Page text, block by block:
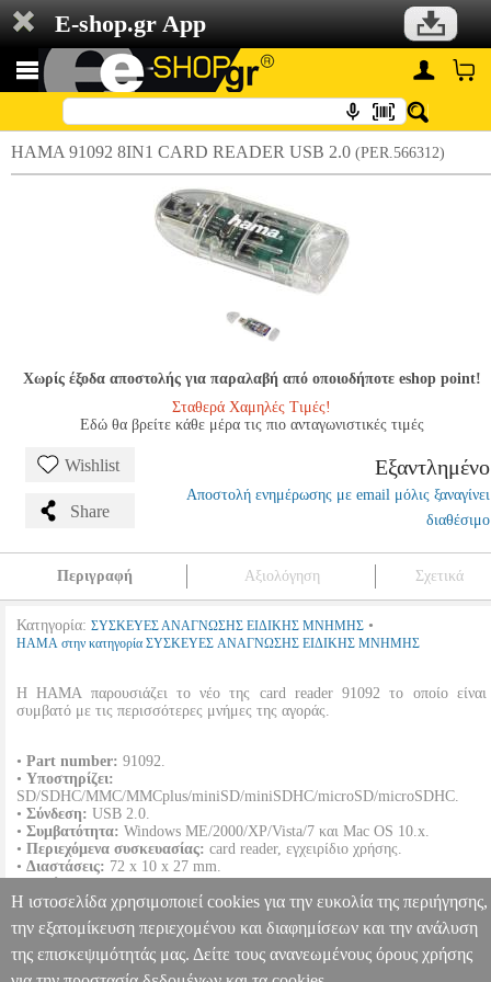
E-shop.gr App
HAMA 91092 8IN1 CARD READER USB 2.0 (PER.566312)
Χωρίς έξοδα αποστολής για παραλαβή από οποιοδήποτε eshop point!
Σταθερά Χαμηλές Τιμές!
Εδώ θα βρείτε κάθε μέρα τις πιο ανταγωνιστικές τιμές
Wishlist
Share
Εξαντλημένο
Αποστολή ενημέρωσης με email μόλις ξαναγίνει
διαθέσιμο
Περιγραφή Αξιολόγηση Σχετικά
Κατηγορία: ΣΥΣΚΕΥΕΣ ΑΝΑΓΝΩΣΗΣ ΕΙΔΙΚΗΣ ΜΝΗΜΗΣ •
HAMA στην κατηγορία ΣΥΣΚΕΥΕΣ ΑΝΑΓΝΩΣΗΣ ΕΙΔΙΚΗΣ ΜΝΗΜΗΣ
Η HAMA παρουσιάζει το νέο της card reader 91092 το οποίο είναι
συμβατό με τις περισσότερες μνήμες της αγοράς.
• Part number: 91092.
• Υποστηρίζει:
SD/SDHC/MMC/MMCplus/miniSD/miniSDHC/microSD/microSDHC.
• Σύνδεση: USB 2.0.
• Συμβατότητα: Windows ME/2000/XP/Vista/7 και Mac OS 10.x.
• Περιεχόμενα συσκευασίας: card reader, εγχειρίδιο χρήσης.
• Διαστάσεις: 72 x 10 x 27 mm.
HAMA 91092 8IN1 CARD READER USB 2.0
PER.566312
PER.566312 HAMA HAMA ΣΥΣΚΕΥΕΣ ΑΝΑΓΝΩΣΗΣ
ΜΝΗΜΗΣ Κατηγορία: ΣΥΣΚΕΥΕΣ ΑΝΑΓΝΩΣΗΣ ΕΙΔΙΚΗΣ
ΜΝΗΜΗΣ •HAMA στην κατηγορία
Πληροφορίες & Υπηρεσίες >
Η ιστοσελίδα χρησιμοποιεί cookies για την ευκολία της περιήγησης,
την εξατομίκευση περιεχομένου και διαφημίσεων και την ανάλυση
της επισκεψιμότητάς μας. Δείτε τους ανανεωμένους όρους χρήσης